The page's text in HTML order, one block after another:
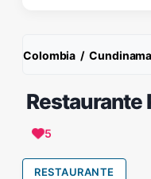
Colombia /
Restaurante
5
RESTAURANTE